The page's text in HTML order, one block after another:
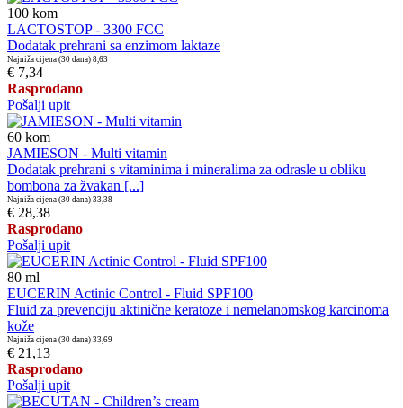
100 kom
LACTOSTOP - 3300 FCC
Dodatak prehrani sa enzimom laktaze
Najniža cijena (30 dana) 8,63
€ 7,34
Rasprodano
Pošalji upit
60 kom
JAMIESON - Multi vitamin
Dodatak prehrani s vitaminima i mineralima za odrasle u obliku
bombona za žvakan [...]
Najniža cijena (30 dana) 33,38
€ 28,38
Rasprodano
Pošalji upit
80 ml
EUCERIN Actinic Control - Fluid SPF100
Fluid za prevenciju aktinične keratoze i nemelanomskog karcinoma
kože
Najniža cijena (30 dana) 33,69
€ 21,13
Rasprodano
Pošalji upit